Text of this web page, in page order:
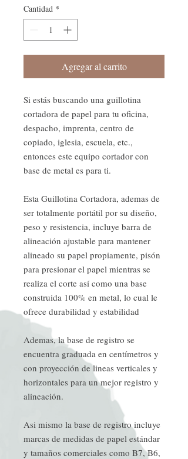
Cantidad *
Agregar al carrito
Si estás buscando una guillotina
cortadora de papel para tu oficina,
despacho, imprenta, centro de
copiado, iglesia, escuela, etc.,
entonces este equipo cortador con
base de metal es para ti.
Esta Guillotina Cortadora, ademas de
ser totalmente portátil por su diseño,
peso y resistencia, incluye barra de
alineación ajustable para mantener
alineado su papel propiamente, pisón
para presionar el papel mientras se
realiza el corte así como una base
construida 100% en metal, lo cual le
ofrece durabilidad y estabilidad
Ademas, la base de registro se
encuentra graduada en centímetros y
con proyección de lineas verticales y
horizontales para un mejor registro y
alineación.
Asi mismo la base de registro incluye
marcas de medidas de papel estándar
y tamaños comerciales como B7, B6,